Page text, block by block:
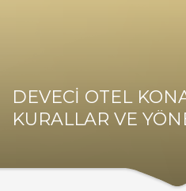
DEVECİ OTEL
KURALLAR VE